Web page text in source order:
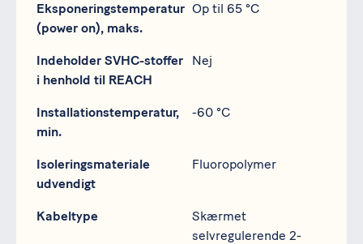
Eksponeringstemperatur
(power on), maks.
Op til 65 °C
Indeholder SVHC-stoffer
i henhold til REACH
Nej
Installationstemperatur,
min.
-60 °C
Isoleringsmateriale
udvendigt
Fluoropolymer
Kabeltype
Skærmet
selvregulerende 2-